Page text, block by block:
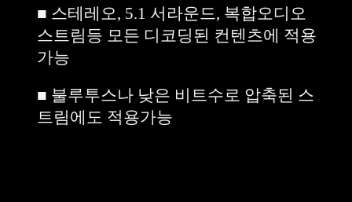
■ 스테레오, 5.1 서라운드, 복합오디오
스트림등 모든 디코딩된 컨텐츠에 적용
가능
■ 불루투스나 낮은 비트수로 압축된 스
트림에도 적용가능